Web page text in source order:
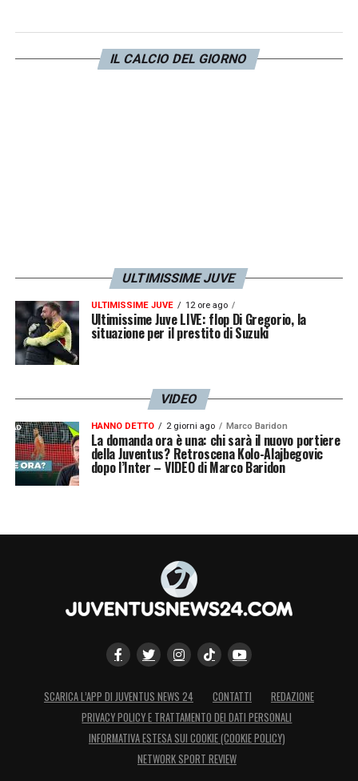
continuità sottoporta. Segna ma non così
tanto per indossare la 9 della Nazionale,
IL CALCIO DEL GIORNO
ULTIMISSIME JUVE
ULTIMISSIME JUVE 12 ore ago
Ultimissime Juve LIVE: flop Di Gregorio, la
situazione per il prestito di Suzuki
VIDEO
HANNO DETTO 2 giorni ago Marco Baridon
La domanda ora è una: chi sarà il nuovo portiere
della Juventus? Retroscena Kolo-Alajbegovic
dopo l’Inter – VIDEO di Marco Baridon
SCARICA L’APP DI JUVENTUS NEWS 24 CONTATTI
REDAZIONE
PRIVACY POLICY E TRATTAMENTO DEI DATI PERSONALI
INFORMATIVA ESTESA SUI COOKIE (COOKIE POLICY)
NETWORK SPORT REVIEW